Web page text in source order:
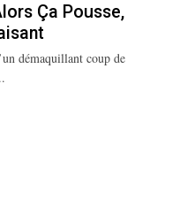
Ça Pousse,
démaquillant coup de